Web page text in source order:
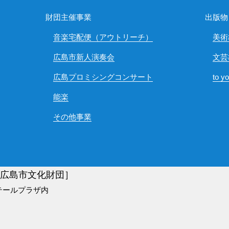
財団主催事業
音楽宅配便（アウトリーチ）
広島市新人演奏会
広島プロミシングコンサート
能楽
その他事業
出版物
美
文
to
島市文化財団］
ルプラザ内